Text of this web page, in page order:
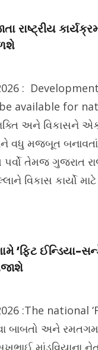
રાષ્ટ્રીય
:
available for
અને વિકાસને
વધુ મજબૂત
પર્વો તેમજ ગુજરાત
વિકાસ કાર્યો માટે
‘ફિટ
:The national
બાબતો અને
માંડવિયાના